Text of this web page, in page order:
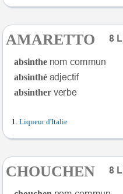
AMARETTO
absinthe
absinthé
absinther
Liqueur d'Italie
CHOUCHEN